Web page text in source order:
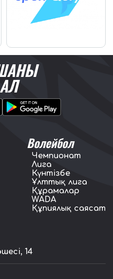
Волейбол
Чемпионат
Лига
Күнтізбе
Ұлттық лига
Құрамалар
WADA
Құпиялық саясат
14